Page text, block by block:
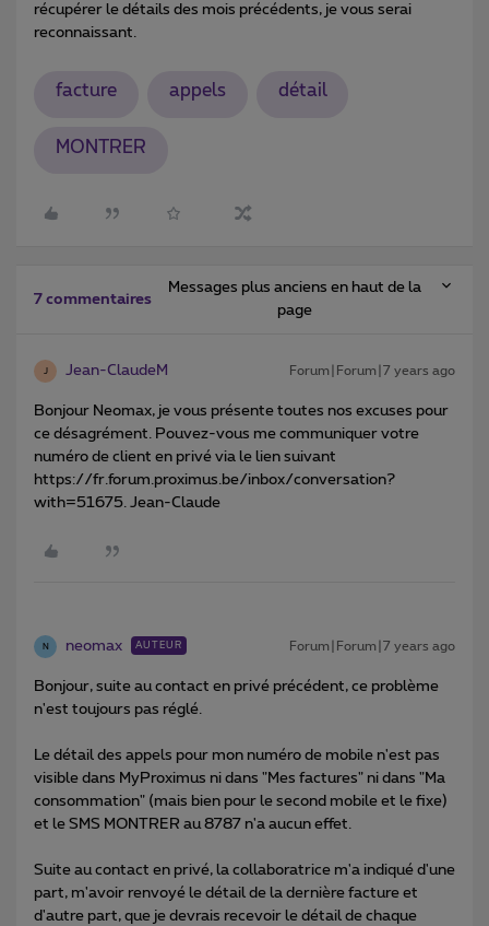
récupérer le détails des mois précédents, je vous serai
reconnaissant.
facture appels détail
MONTRER
7 commentaires
Messages plus anciens en haut de la
page
J Jean-ClaudeM Forum|Forum|7 years ago
Bonjour Neomax, je vous présente toutes nos excuses pour
ce désagrément. Pouvez-vous me communiquer votre
numéro de client en privé via le lien suivant
https://fr.forum.proximus.be/inbox/conversation?
with=51675. Jean-Claude
N neomax AUTEUR Forum|Forum|7 years ago
Bonjour, suite au contact en privé précédent, ce problème
n'est toujours pas réglé.
Le détail des appels pour mon numéro de mobile n'est pas
visible dans MyProximus ni dans "Mes factures" ni dans "Ma
consommation" (mais bien pour le second mobile et le fixe)
et le SMS MONTRER au 8787 n'a aucun effet.
Suite au contact en privé, la collaboratrice m'a indiqué d'une
part, m'avoir renvoyé le détail de la dernière facture et
d'autre part, que je devrais recevoir le détail de chaque